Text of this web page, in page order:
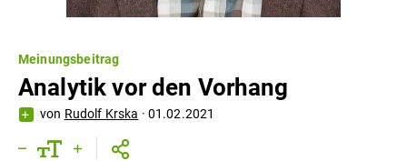
Meinungsbeitrag
Analytik vor den Vorhang
von Rudolf Krska · 01.02.2021